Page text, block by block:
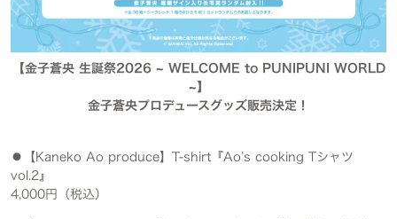
【金子蒼央 生誕祭2026 ~ WELCOME to PUNIPUNI WORLD
~】
金子蒼央プロデュースグッズ販売決定！
⚫︎【Kaneko Ao produce】T-shirt『Ao’s cooking Tシャツ
vol.2』
4,000円（税込）